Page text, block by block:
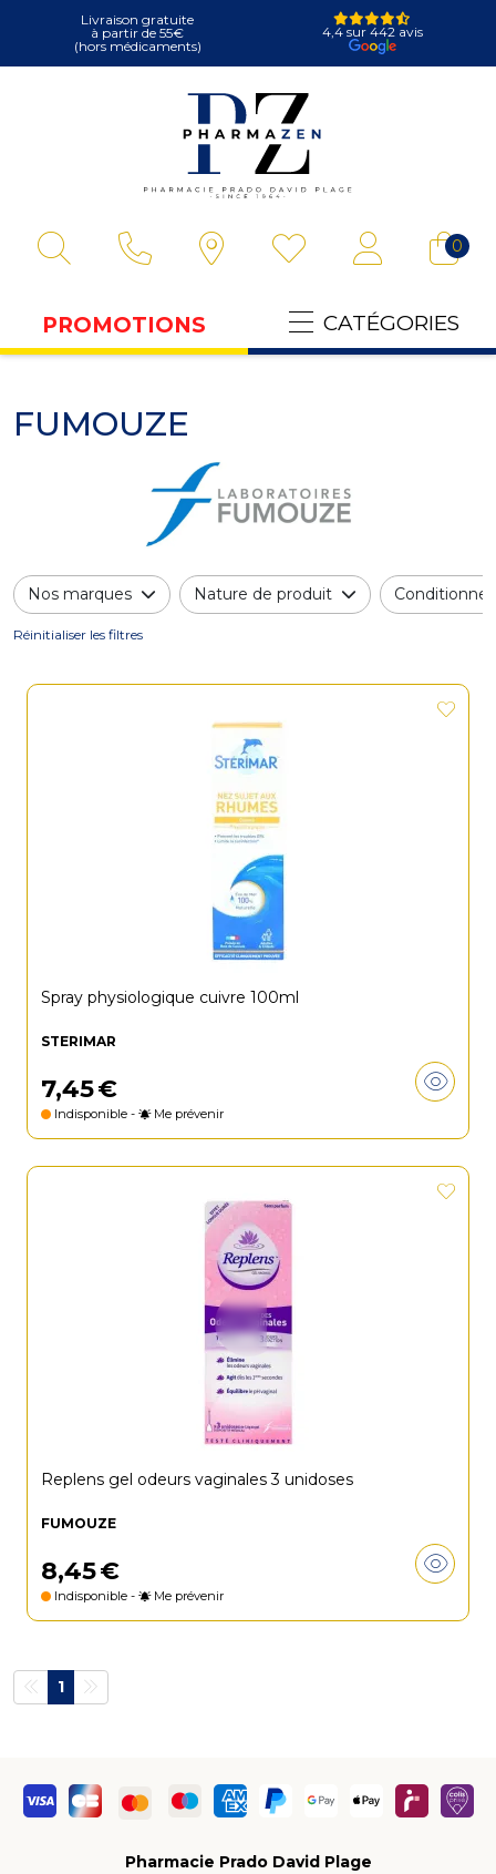
Livraison gratuite
à partir de 55€
(hors médicaments)
4,4 sur 442 avis
0
PROMOTIONS CATÉGORIES
FUMOUZE
Nos marques Nature de produit
Réinitialiser les filtres
Spray physiologique cuivre 100ml
STERIMAR
7,45€
Indisponible - Me prévenir
Replens gel odeurs vaginales 3 unidoses
FUMOUZE
8,45€
Indisponible - Me prévenir
1
Pharmacie Prado David Plage